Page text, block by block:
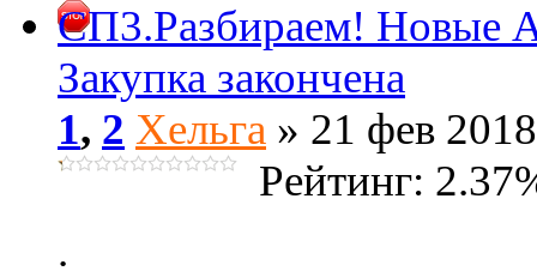
СП3.Разбираем! Новые
Закупка закончена
1, 2 Хельга » 21 фев
Рейтинг:
.